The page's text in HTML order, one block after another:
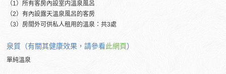
（1）所有客房內設室内溫泉風呂
（2）有內設露天溫泉風呂的客房
（3）房間外可供私人租用的溫泉：共3處
泉質（有關其健康效果，請參看此網頁）
單純溫泉